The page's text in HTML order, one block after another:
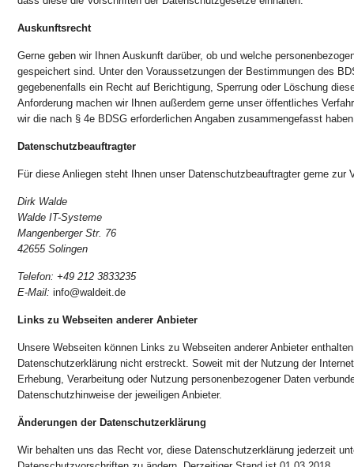
Auskunftsrecht
Gerne geben wir Ihnen Auskunft darüber, ob und welche
gespeichert sind. Unter den Voraussetzungen der Bestimmungen des
gegebenenfalls ein Recht auf Berichtigung, Sperrung oder Löschung
Anforderung machen wir Ihnen außerdem gerne unser öffentliches
wir die nach § 4e BDSG erforderlichen Angaben zusammengefasst
Datenschutzbeauftragter
Für diese Anliegen steht Ihnen unser Datenschutzbeauftragter gerne zur
Dirk Walde
Walde IT-Systeme
Mangenberger Str. 76
42655 Solingen
Telefon: +49 212 3833235
E-Mail: info@waldeit.de
Links zu Webseiten anderer Anbieter
Unsere Webseiten können Links zu Webseiten anderer Anbieter
Datenschutzerklärung nicht erstreckt. Soweit mit der Nutzung der
Erhebung, Verarbeitung oder Nutzung personenbezogener Daten
Datenschutzhinweise der jeweiligen Anbieter.
Änderungen der Datenschutzerklärung
Wir behalten uns das Recht vor, diese Datenschutzerklärung jederzeit